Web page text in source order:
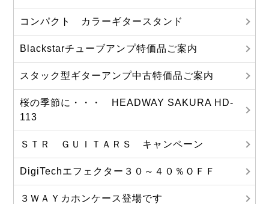
コンパクト カラーギタースタンド
Blackstarチューブアンプ特価品ご案内
スタック型ギターアンプ中古特価品ご案内
桜の季節に・・・ HEADWAY SAKURA HD-
113
ＳＴＲ ＧＵＩＴＡＲＳ キャンペーン
DigiTechエフェクター３０～４０％ＯＦＦ
３ＷＡＹカホンケース登場です